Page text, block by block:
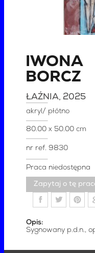
IWONA
BORCZ
ŁAŹNIA, 2025
akryl/ płótno
80.00 x 50.00 cm
nr ref.9830
Praca niedostępna
Zapytaj o tę
Opis:
Sygnowany p.d.n.,